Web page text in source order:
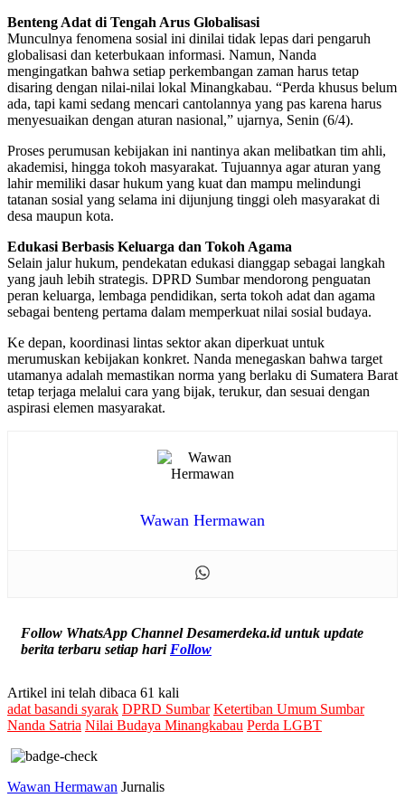
Benteng Adat di Tengah Arus Globalisasi
Munculnya fenomena sosial ini dinilai tidak lepas dari pengaruh
globalisasi dan keterbukaan informasi. Namun, Nanda
mengingatkan bahwa setiap perkembangan zaman harus tetap
disaring dengan nilai-nilai lokal Minangkabau. “Perda khusus belum
ada, tapi kami sedang mencari cantolannya yang pas karena harus
menyesuaikan dengan aturan nasional,” ujarnya, Senin (6/4).
Proses perumusan kebijakan ini nantinya akan melibatkan tim ahli,
akademisi, hingga tokoh masyarakat. Tujuannya agar aturan yang
lahir memiliki dasar hukum yang kuat dan mampu melindungi
tatanan sosial yang selama ini dijunjung tinggi oleh masyarakat di
desa maupun kota.
Edukasi Berbasis Keluarga dan Tokoh Agama
Selain jalur hukum, pendekatan edukasi dianggap sebagai langkah
yang jauh lebih strategis. DPRD Sumbar mendorong penguatan
peran keluarga, lembaga pendidikan, serta tokoh adat dan agama
sebagai benteng pertama dalam memperkuat nilai sosial budaya.
Ke depan, koordinasi lintas sektor akan diperkuat untuk
merumuskan kebijakan konkret. Nanda menegaskan bahwa target
utamanya adalah memastikan norma yang berlaku di Sumatera Barat
tetap terjaga melalui cara yang bijak, terukur, dan sesuai dengan
aspirasi elemen masyarakat.
Wawan Hermawan
Follow WhatsApp Channel Desamerdeka.id untuk update
berita terbaru setiap hari Follow
Artikel ini telah dibaca 61 kali
adat basandi syarak DPRD Sumbar Ketertiban Umum Sumbar
Nanda Satria Nilai Budaya Minangkabau Perda LGBT
Wawan Hermawan Jurnalis